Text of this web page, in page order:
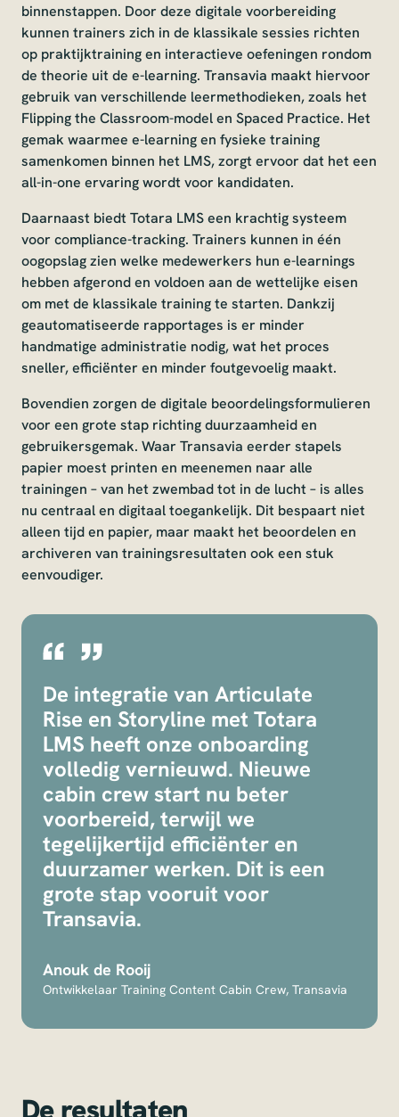
binnenstappen. Door deze digitale voorbereiding
kunnen trainers zich in de klassikale sessies richten
op praktijktraining en interactieve oefeningen rondom
de theorie uit de e-learning. Transavia maakt hiervoor
gebruik van verschillende leermethodieken, zoals het
Flipping the Classroom-model en Spaced Practice. Het
gemak waarmee e-learning en fysieke training
samenkomen binnen het LMS, zorgt ervoor dat het een
all-in-one ervaring wordt voor kandidaten.
Daarnaast biedt Totara LMS een krachtig systeem
voor compliance-tracking. Trainers kunnen in één
oogopslag zien welke medewerkers hun e-learnings
hebben afgerond en voldoen aan de wettelijke eisen
om met de klassikale training te starten. Dankzij
geautomatiseerde rapportages is er minder
handmatige administratie nodig, wat het proces
sneller, efficiënter en minder foutgevoelig maakt.
Bovendien zorgen de digitale beoordelingsformulieren
voor een grote stap richting duurzaamheid en
gebruikersgemak. Waar Transavia eerder stapels
papier moest printen en meenemen naar alle
trainingen – van het zwembad tot in de lucht – is alles
nu centraal en digitaal toegankelijk. Dit bespaart niet
alleen tijd en papier, maar maakt het beoordelen en
archiveren van trainingsresultaten ook een stuk
eenvoudiger.
De integratie van Articulate
Rise en Storyline met Totara
LMS heeft onze onboarding
volledig vernieuwd. Nieuwe
cabin crew start nu beter
voorbereid, terwijl we
tegelijkertijd efficiënter en
duurzamer werken. Dit is een
grote stap vooruit voor
Transavia.
Anouk de Rooij
Ontwikkelaar Training Content Cabin Crew, Transavia